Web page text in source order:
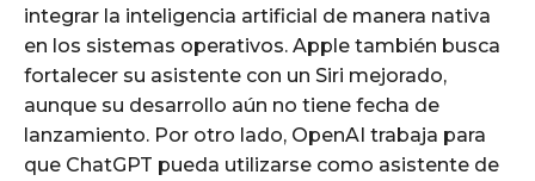
integrar la inteligencia artificial de manera nativa
en los sistemas operativos. Apple también busca
fortalecer su asistente con un Siri mejorado,
aunque su desarrollo aún no tiene fecha de
lanzamiento. Por otro lado, OpenAI trabaja para
que ChatGPT pueda utilizarse como asistente de